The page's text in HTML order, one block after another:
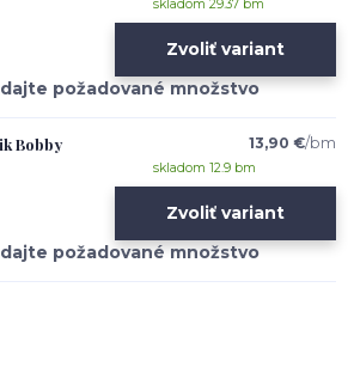
skladom 29.37 bm
Zvoliť variant
Bobby 13,90 €/bm
skladom 12.9 bm
Zvoliť variant